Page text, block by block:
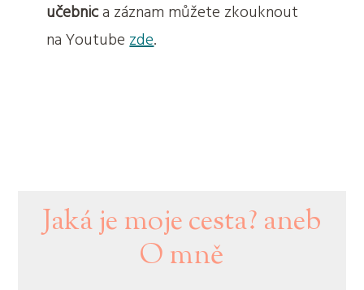
učebnica záznam můžete zkouknout
na Youtubezde.
Jaká je moje cesta? aneb
O mně